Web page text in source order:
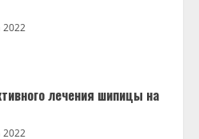
2022
лечения шипицы на
2022